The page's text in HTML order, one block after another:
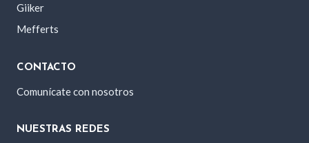
Giiker
Mefferts
CONTACTO
Comunícate con nosotros
NUESTRAS REDES